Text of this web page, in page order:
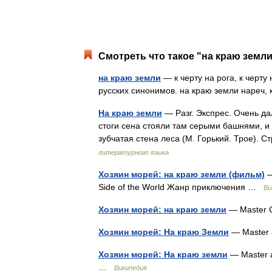
Смотреть что такое "на краю
на краю земли — к черту на рога, к черту
русских синонимов. на краю земли
На краю земли — Разг. Экспрес. Очень
стоги сена стояли там серыми башнями,
зубчатая стена леса (М. Горький. Трое).
литературного языка
Хозяин морей: на краю земли (фильм)
Side of the World Жанр приключения …
Хозяин морей: на краю земли — Master
Хозяин морей: На краю Земли — Master
Хозяин морей: На краю земли — Master
Википедия